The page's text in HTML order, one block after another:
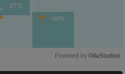
Powered by GliaStudios